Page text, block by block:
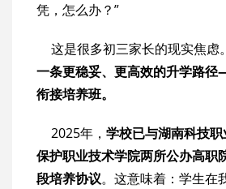
凭，怎么办？”
这是很多初三家长的现实焦虑
一条更稳妥、更高效的升学路
衔接培养班。
2025年， 学校已与湖南科技
保护职业技术学院两所公办高职
段培养协议。这意味着：学生在